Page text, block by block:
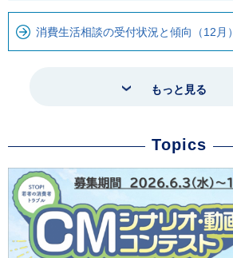
消費生活相談の受付状況と傾向（12月）
もっと見る
Topics